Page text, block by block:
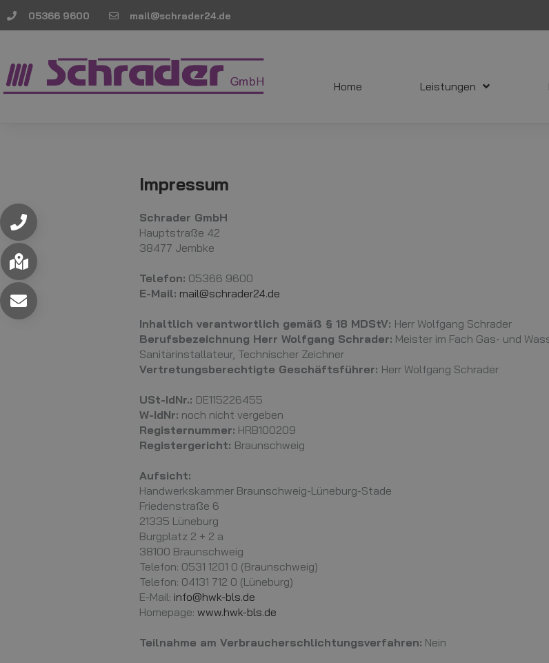
05366 9600 mail@schrader24.de
Home Leistungen
Impressum
Schrader GmbH
Hauptstraße 42
38477 Jembke
Telefon: 05366 9600
E-Mail: mail@schrader24.de
Inhaltlich verantwortlich gemäß § 18 MDStV: Herr Wolfgang Schrader
Berufsbezeichnung Herr Wolfgang Schrader: Meister im Fach Gas- und
Sanitärinstallateur, Technischer Zeichner
Vertretungsberechtigte Geschäftsführer: Herr Wolfgang Schrader
USt-IdNr.: DE115226455
W-IdNr: noch nicht vergeben
Registernummer: HRB100209
Registergericht: Braunschweig
Aufsicht:
Handwerkskammer Braunschweig-Lüneburg-Stade
Friedenstraße 6
21335 Lüneburg
Burgplatz 2 + 2 a
38100 Braunschweig
Telefon: 0531 1201 0 (Braunschweig)
Telefon: 04131 712 0 (Lüneburg)
E-Mail: info@hwk-bls.de
Homepage: www.hwk-bls.de
Teilnahme am Verbraucherschlichtungsverfahren: Nein